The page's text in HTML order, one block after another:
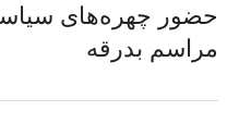
حضور چهره‌های
مراسم بدرقه